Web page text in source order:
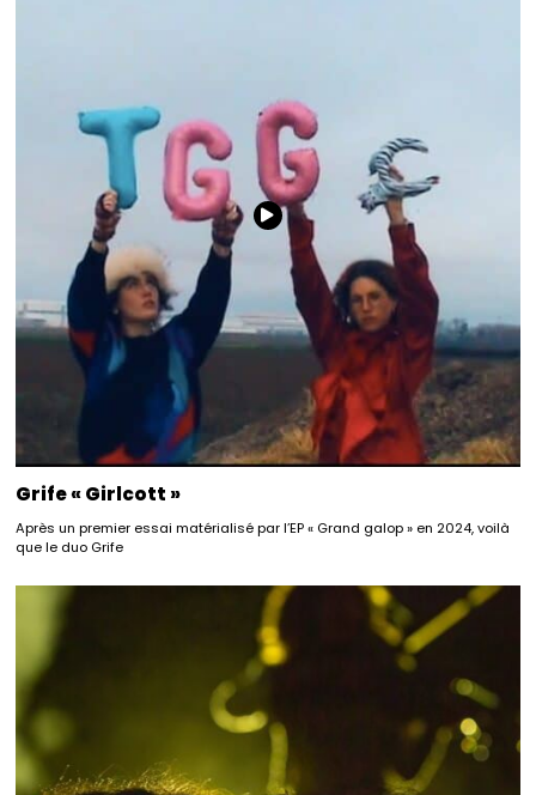
Grife « Girlcott »
Après un premier essai matérialisé par l’EP « Grand galop » en 2024, voilà
que le duo Grife